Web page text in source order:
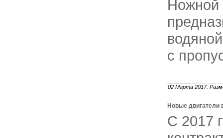
с
02 Марта 2017.
Новые двигатели
С 2017